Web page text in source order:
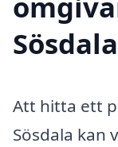
Sösdala
Att hitta ett
Sösdala kan